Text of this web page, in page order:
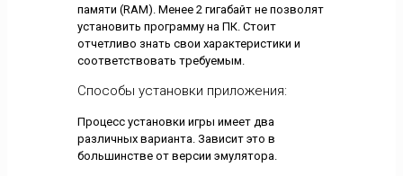
памяти (RAM). Менее 2 гигабайт не позволят
установить программу на ПК. Стоит
отчетливо знать свои характеристики и
соответствовать требуемым.
Способы установки приложения:
Процесс установки игры имеет два
различных варианта. Зависит это в
большинстве от версии эмулятора.